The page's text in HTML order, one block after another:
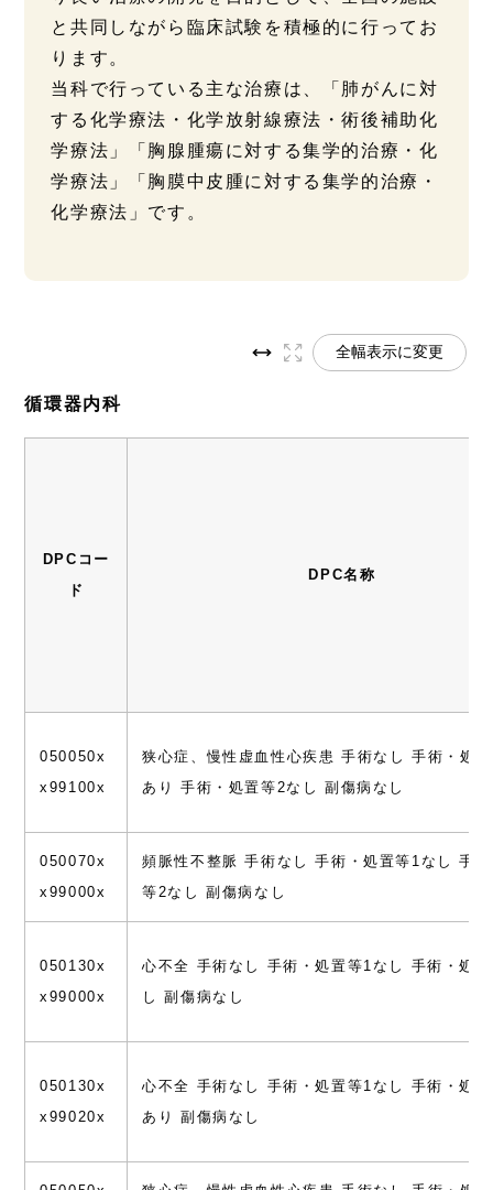
と共同しながら臨床試験を積極的に行ってお
ります。
当科で行っている主な治療は、「肺がんに対
する化学療法・化学放射線療法・術後補助化
学療法」「胸腺腫瘍に対する集学的治療・化
学療法」「胸膜中皮腫に対する集学的治療・
化学療法」です。
全幅表示に変更
循環器内科
DPCコー
ド
DPC名称
050050x
x99100x
狭心症、慢性虚血性心疾患 手術なし 手術・処
あり 手術・処置等2なし 副傷病なし
050070x
x99000x
頻脈性不整脈 手術なし 手術・処置等1なし 手
等2なし 副傷病なし
050130x
x99000x
心不全 手術なし 手術・処置等1なし 手術・処
し 副傷病なし
050130x
x99020x
心不全 手術なし 手術・処置等1なし 手術・処
あり 副傷病なし